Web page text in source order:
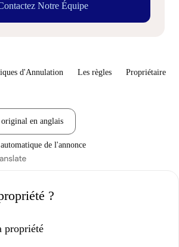
Notre Équipe
d'Annulation Les règles Propriétaire
en anglais
de l'annonce
?
propriété